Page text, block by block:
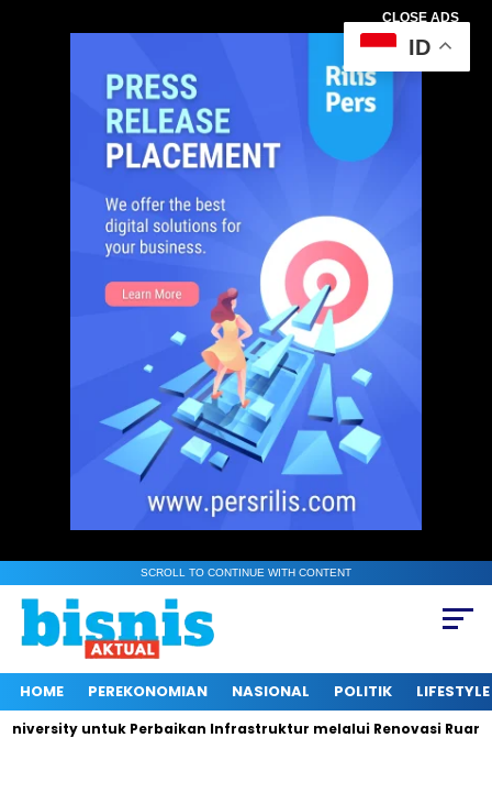
CLOSE ADS
SCROLL TO CONTINUE WITH CONTENT
HOME PEREKONOMIAN NASIONAL POLITIK LIFESTYLE
untuk Perbaikan Infrastruktur melalui Renovasi Ruang
ID